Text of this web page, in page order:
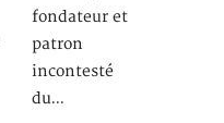
fondateur et
patron
incontesté
du…